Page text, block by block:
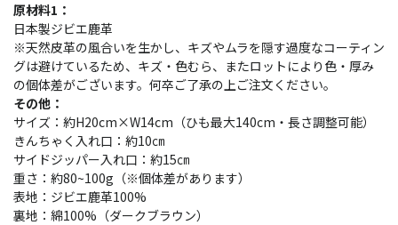
原材料1：
日本製ジビエ鹿革
※天然皮革の風合いを生かし、キズやムラを隠す過度なコーティン
グは避けているため、キズ・色むら、またロットにより色・厚み
の個体差がございます。何卒ご了承の上ご注文ください。
その他：
サイズ：約H20cm×W14cm（ひも最大140cm・長さ調整可能）
きんちゃく入れ口：約10㎝
サイドジッパー入れ口：約15㎝
重さ：約80~100g（※個体差があります）
表地：ジビエ鹿革100%
裏地：綿100%（ダークブラウン）